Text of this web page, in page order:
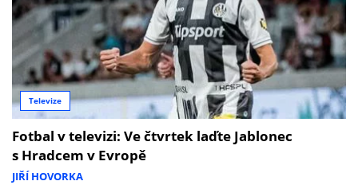
Televize
Fotbal v televizi: Ve čtvrtek laďte Jablonec
s Hradcem v Evropě
JIŘÍ HOVORKA